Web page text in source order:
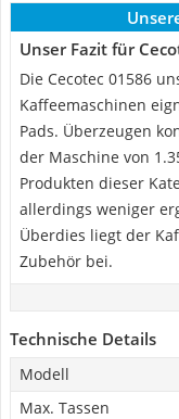
Unser Fazit für
Die Cecotec 01586
Kaffeemaschinen
Pads. Überzeugen
der Maschine von
Produkten dieser
allerdings weniger
Überdies liegt der
Zubehör bei.
Technische Details
Modell
Max. Tassen